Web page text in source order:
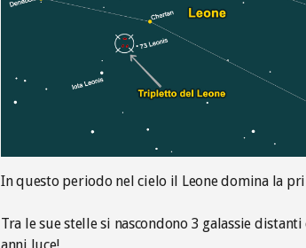
In questo periodo nel cielo il Leone domina la
Tra le sue stelle si nascondono 3 galassie
anni luce!